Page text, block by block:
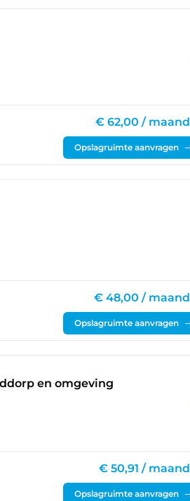
€ 62,00 / maand
Opslagruimte aanvragen
€ 48,00 / maand
Opslagruimte aanvragen
en omgeving
€ 50,91 / maand
Opslagruimte aanvragen